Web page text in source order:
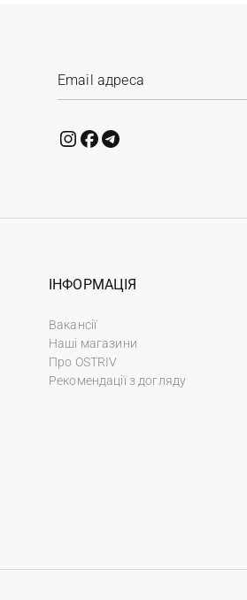
ІНФОРМАЦІЯ
Вакансії
Наші магазини
Про OSTRIV
Рекомендації з догляду